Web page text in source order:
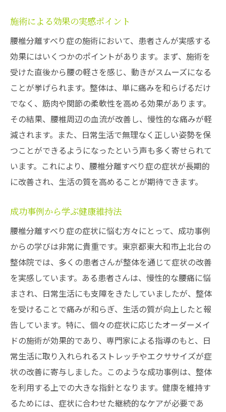
施術による効果の実感ポイント
腰椎分離すべり症の施術において、患者さんが実感する
効果にはいくつかのポイントがあります。まず、施術を
受けた直後から腰の軽さを感じ、動きがスムーズになる
ことが挙げられます。整体は、単に痛みを和らげるだけ
でなく、筋肉や関節の柔軟性を高める効果があります。
その結果、腰椎周辺の血流が改善し、慢性的な痛みが軽
減されます。また、日常生活で無理なく正しい姿勢を保
つことができるようになったという声も多く寄せられて
います。これにより、腰椎分離すべり症の症状が長期的
に改善され、生活の質を高めることが期待できます。
成功事例から学ぶ健康維持法
腰椎分離すべり症の症状に悩む方々にとって、成功事例
からの学びは非常に貴重です。東京都東大和市上北台の
整体院では、多くの患者さんが整体を通じて症状の改善
を実感しています。ある患者さんは、慢性的な腰痛に悩
まされ、日常生活にも支障をきたしていましたが、整体
を受けることで痛みが和らぎ、生活の質が向上したと報
告しています。特に、個々の症状に応じたオーダーメイ
ドの施術が効果的であり、専門家による指導のもと、日
常生活に取り入れられるストレッチやエクササイズが症
状の改善に寄与しました。このような成功事例は、整体
を利用する上での大きな指針となります。健康を維持す
るためには、症状に合わせた継続的なケアが必要であ